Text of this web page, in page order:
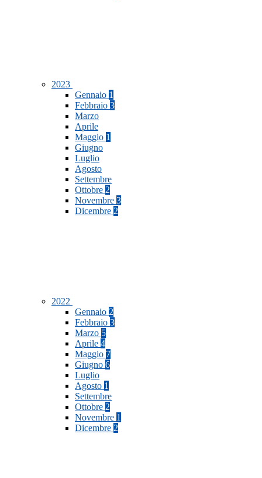
2023
Gennaio 1
Febbraio 3
Marzo
Aprile
Maggio 1
Giugno
Luglio
Agosto
Settembre
Ottobre 2
Novembre 3
Dicembre 2
2022
Gennaio 2
Febbraio 3
Marzo 5
Aprile 4
Maggio 7
Giugno 6
Luglio
Agosto 1
Settembre
Ottobre 2
Novembre 1
Dicembre 2